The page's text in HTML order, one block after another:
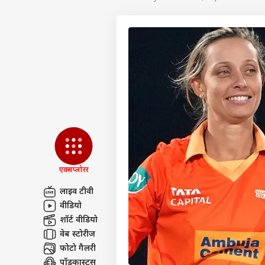
एक्सप्लोरर
लाइव टीवी
वीडियो
शॉर्ट वीडियो
वेब स्टोरीज
फोटो गैलरी
पॉडकास्ट्स
हॅलो गेस्ट